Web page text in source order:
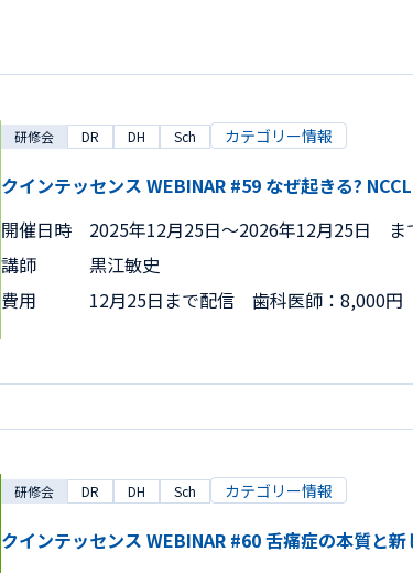
研修会 DR DH Sch カテゴリー情報
クインテッセンス WEBINAR #59 なぜ起きる? NCCL
開催日時
2025年12月25日〜2026年12月25日 ま
講師
黒江敏史
費用
12月25日まで配信 歯科医師：8,000
研修会 DR DH Sch カテゴリー情報
クインテッセンス WEBINAR #60 舌痛症の本質と